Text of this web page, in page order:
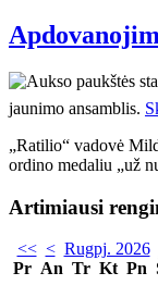
jaunimo ansamblis.
„Ratilio“ vadovė
ordino medaliu „už
Artimiausi
<< < Rugpj. 2026
Pr An Tr Kt Pn